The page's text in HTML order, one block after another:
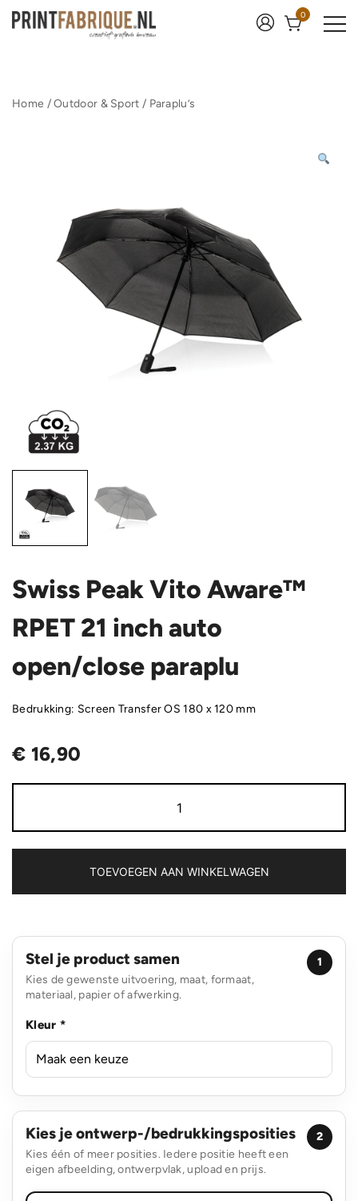
naar
0
Home /Outdoor & Sport / Paraplu’s
Swiss Peak Vito Aware™
RPET 21 inch auto
open/close paraplu
Bedrukking: Screen Transfer OS 180 x 120 mm
€ 16,90
Peak
RPET
21
auto
TOEVOEGEN AAN WINKELWAGEN
Stel je product samen
Kies de gewenste uitvoering, maat, formaat,
materiaal, papier of afwerking.
1
Kleur *
Kies je ontwerp-/bedrukkingsposities
Kies één of meer posities. Iedere positie heeft een
eigen afbeelding, ontwerpvlak, upload en prijs.
2